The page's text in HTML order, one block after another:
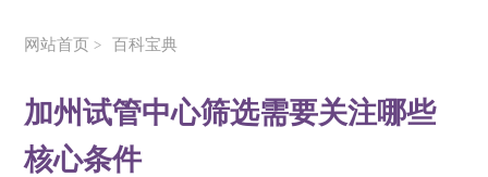
网站首页 > 百科宝典
加州试管中心筛选需要关注哪些
核心条件